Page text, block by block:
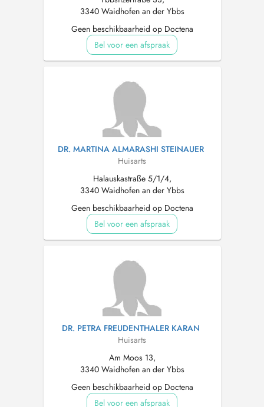
3340 Waidhofen an der Ybbs
Geen beschikbaarheid op Doctena
Bel voor een afspraak
DR. MARTINA ALMARASHI STEINAUER
Huisarts
Halauskastraße 5/1/4,
3340 Waidhofen an der Ybbs
Geen beschikbaarheid op Doctena
Bel voor een afspraak
DR. PETRA FREUDENTHALER KARAN
Huisarts
Am Moos 13,
3340 Waidhofen an der Ybbs
Geen beschikbaarheid op Doctena
Bel voor een afspraak